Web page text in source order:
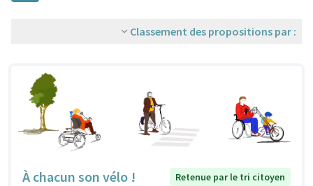
Classement des propositions par :
À chacun son vélo !
Retenue par le tri citoyen